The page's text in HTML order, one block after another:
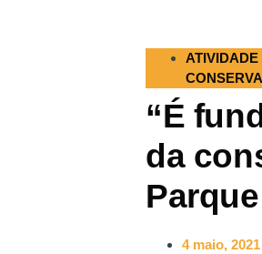
“É
da
4 maio, 2021